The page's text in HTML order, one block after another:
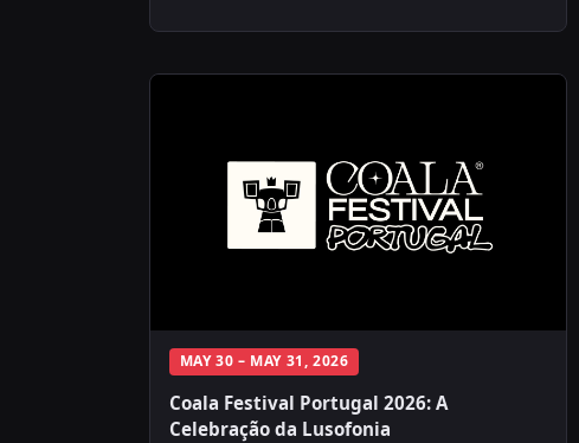
MAY 30 – MAY 31, 2026
Coala Festival Portugal 2026: A
Celebração da Lusofonia